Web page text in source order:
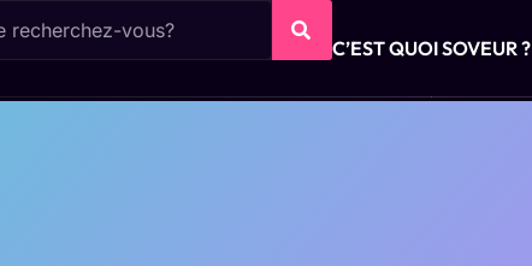
C’EST QUOI SOVEUR ?